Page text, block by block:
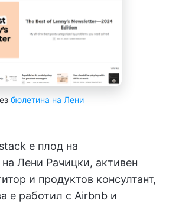
бюлетина на Лени
е плод на
Лени Рачицки, активен
и продуктов консултант,
е работил с Airbnb и